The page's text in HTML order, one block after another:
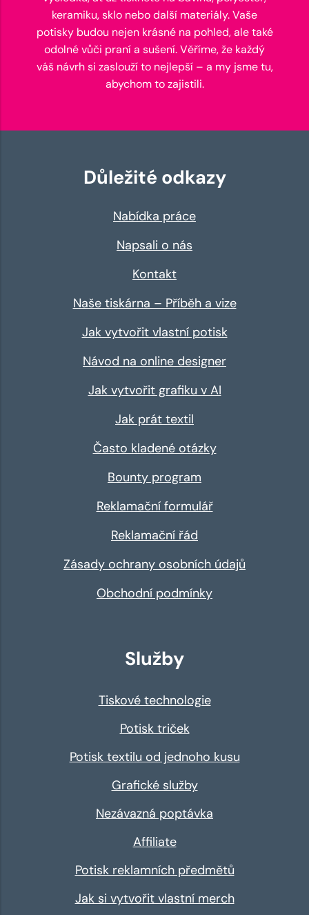
keramiku, sklo nebo další materiály. Vaše
potisky budou nejen krásné na pohled, ale také
odolné vůči praní a sušení. Věříme, že každý
váš návrh si zaslouží to nejlepší – a my jsme tu,
abychom to zajistili.
Důležité odkazy
Nabídka práce
Napsali o nás
Kontakt
Naše tiskárna – Příběh a vize
Jak vytvořit vlastní potisk
Návod na online designer
Jak vytvořit grafiku v AI
Jak prát textil
Často kladené otázky
Bounty program
Reklamační formulář
Reklamační řád
Zásady ochrany osobních údajů
Obchodní podmínky
Služby
Tiskové technologie
Potisk triček
Potisk textilu od jednoho kusu
Grafické služby
Nezávazná poptávka
Affiliate
Potisk reklamních předmětů
Jak si vytvořit vlastní merch